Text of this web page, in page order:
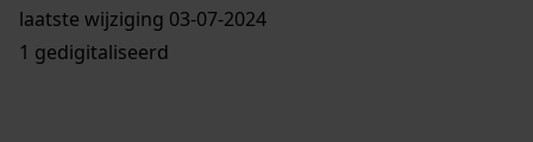
laatste wijziging 03-07-2024
1 gedigitaliseerd